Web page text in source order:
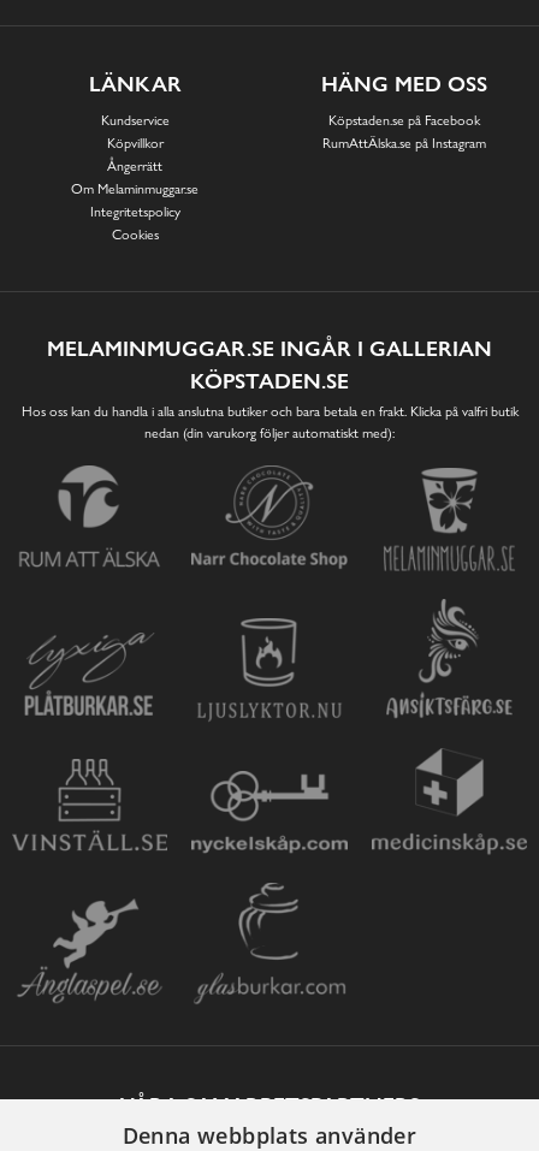
LÄNKAR
Kundservice
Köpvillkor
Ångerrätt
Om Melaminmuggar.se
Integritetspolicy
Cookies
HÄNG MED OSS
Köpstaden.se på Facebook
RumAttÄlska.se på Instagram
MELAMINMUGGAR.SE INGÅR I GALLERIAN
KÖPSTADEN.SE
Hos oss kan du handla i alla anslutna butiker och bara betala en frakt. Klicka på valfri butik
nedan (din varukorg följer automatiskt med):
VÅRA SAMARBETSPARTNERS
Denna webbplats använder